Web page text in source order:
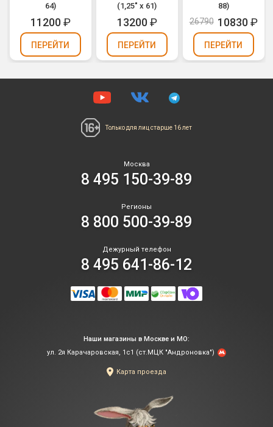
64)
11200₽
ПЕРЕЙТИ
(1,25" х 61)
13200₽
ПЕРЕЙТИ
88)
26790 10830₽
ПЕРЕЙТИ
Только для лиц старше 16 лет
Москва
8 495 150-39-89
Регионы
8 800 500-39-89
Дежурный телефон
8 495 641-86-12
Наши магазины в Москве и МО:
ул. 2я Карачаровская, 1с1 (ст.МЦК "Андроновка")
Карта проезда